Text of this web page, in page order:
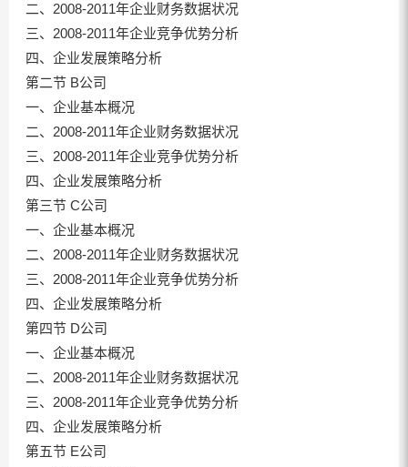
二、2008-2011年企业财务数据状况
三、2008-2011年企业竞争优势分析
四、企业发展策略分析
第二节 B公司
一、企业基本概况
二、2008-2011年企业财务数据状况
三、2008-2011年企业竞争优势分析
四、企业发展策略分析
第三节 C公司
一、企业基本概况
二、2008-2011年企业财务数据状况
三、2008-2011年企业竞争优势分析
四、企业发展策略分析
第四节 D公司
一、企业基本概况
二、2008-2011年企业财务数据状况
三、2008-2011年企业竞争优势分析
四、企业发展策略分析
第五节 E公司